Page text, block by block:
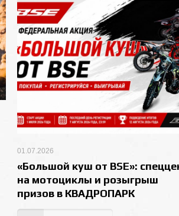
01.07.2026
«Большой куш от BSE»:
на мотоциклы и розыгрыш
призов в КВАДРОПАРК